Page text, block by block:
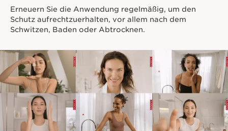
Erneuern Sie die Anwendung regelmäßig, um den
Schutz aufrechtzuerhalten, vor allem nach dem
Schwitzen, Baden oder Abtrocknen.